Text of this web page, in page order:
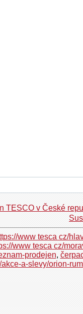
TESCO v České
www tesca cz/
www tesca cz/
prodejen,
akce-a-slevy/orion-